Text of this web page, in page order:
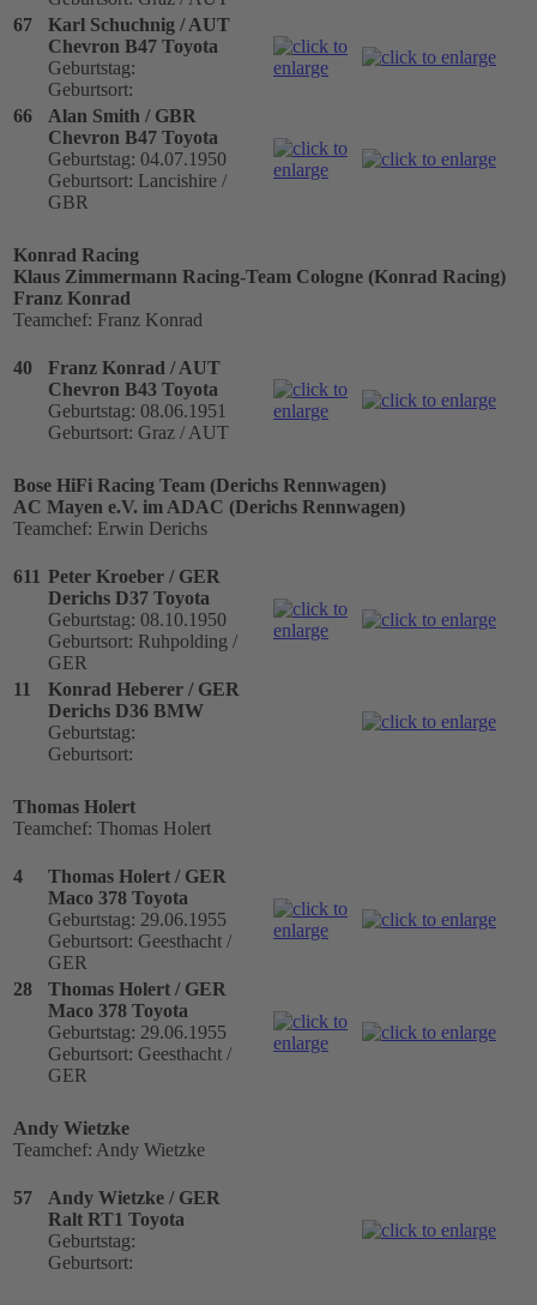
67
Karl Schuchnig / AUT
Chevron B47 Toyota
Geburtstag:
Geburtsort:
66
Alan Smith / GBR
Chevron B47 Toyota
Geburtstag: 04.07.1950
Geburtsort: Lancishire /
GBR
Konrad Racing
Klaus Zimmermann Racing-Team Cologne (Konrad Racing)
Franz Konrad
Teamchef: Franz Konrad
40
Franz Konrad / AUT
Chevron B43 Toyota
Geburtstag: 08.06.1951
Geburtsort: Graz / AUT
Bose HiFi Racing Team (Derichs Rennwagen)
AC Mayen e.V. im ADAC (Derichs Rennwagen)
Teamchef: Erwin Derichs
611 Peter Kroeber / GER
Derichs D37 Toyota
Geburtstag: 08.10.1950
Geburtsort: Ruhpolding /
GER
11
Konrad Heberer / GER
Derichs D36 BMW
Geburtstag:
Geburtsort:
Thomas Holert
Teamchef: Thomas Holert
4
Thomas Holert / GER
Maco 378 Toyota
Geburtstag: 29.06.1955
Geburtsort: Geesthacht /
GER
28
Thomas Holert / GER
Maco 378 Toyota
Geburtstag: 29.06.1955
Geburtsort: Geesthacht /
GER
Andy Wietzke
Teamchef: Andy Wietzke
57
Andy Wietzke / GER
Ralt RT1 Toyota
Geburtstag:
Geburtsort: